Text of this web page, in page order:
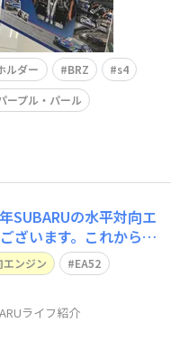
ルダー BRZ
s4
ープル・パール
SUBARUの水平対向エ
ざいます。これからも
そして、可能なら、
わり、一緒に100周
ンジンを存続させる
エンジン EA52
ライフ紹介